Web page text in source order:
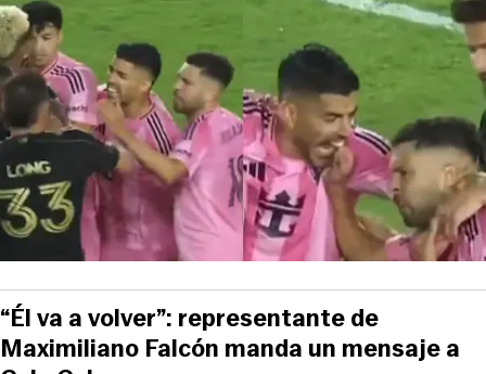
“Él va a volver”: representante de
Maximiliano Falcón manda un mensaje a